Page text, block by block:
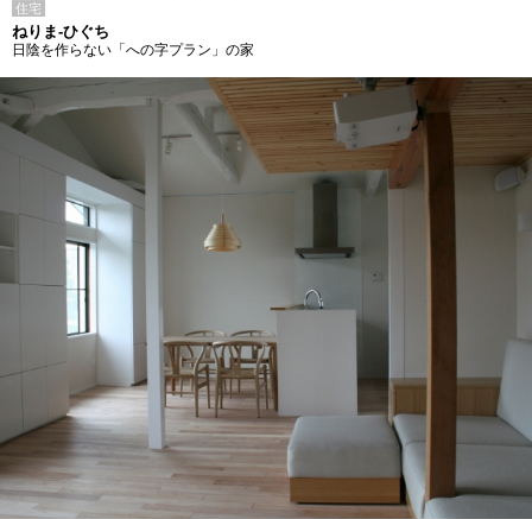
住宅
ねりま-ひぐち
日陰を作らない「への字プラン」の家